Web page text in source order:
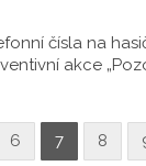
čísla na
akce
6 7 8